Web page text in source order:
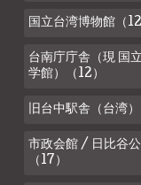
国立台湾博物館（12
台南庁庁舎（現 国
学館）（12）
旧台中駅舎（台湾）
市政会館 / 日比谷
（17）